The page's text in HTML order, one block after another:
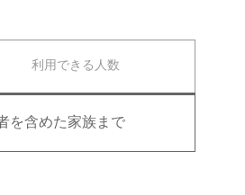
利用できる人数
を含めた家族まで